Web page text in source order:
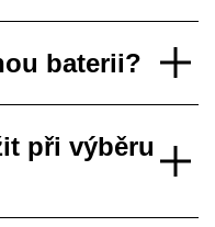
baterii?
při výběru